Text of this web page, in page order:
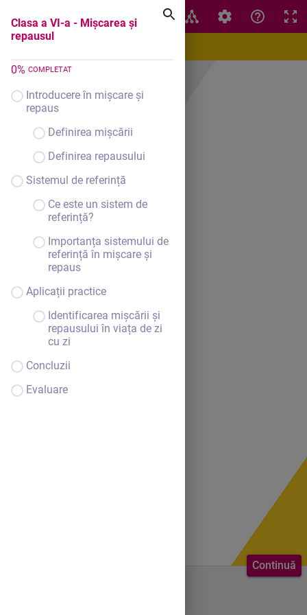
Clasa a VI-a - Mișcarea și
repausul
0% COMPLETAT
Introducere în mișcare și
repaus
Definirea mișcării
Definirea repausului
Sistemul de referință
Ce este un sistem de
referință?
Importanța sistemului de
referință în mișcare și
repaus
Aplicații practice
Identificarea mișcării și
repausului în viața de zi
cu zi
Concluzii
Evaluare
Continuă
Clasa a VI-a - Mișcarea și repausul